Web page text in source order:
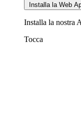
Installa la Web
Installa la nostra
Tocca